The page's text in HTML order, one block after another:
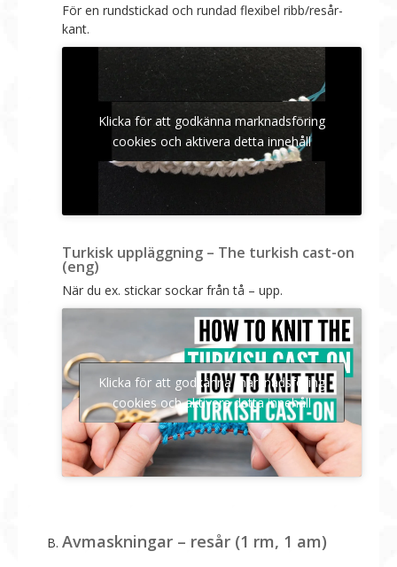
För en rundstickad och rundad flexibel ribb/resår-
kant.
Klicka för att godkänna marknadsföring
cookies och aktivera detta innehåll
Turkisk uppläggning – The turkish cast-on
(eng)
När du ex. stickar sockar från tå – upp.
Klicka för att godkänna marknadsföring
cookies och aktivera detta innehåll
Avmaskningar – resår (1 rm, 1 am)